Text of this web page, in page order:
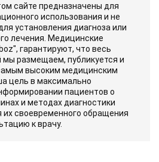
сайте предназначены для
использования и не
установления диагноза или
лечения. Медицинские
гарантируют, что весь
мы размещаем, публикуется и
высоким медицинским
цель в максимально
пациентов о
и методах диагностики
их своевременного обращения
к врачу.